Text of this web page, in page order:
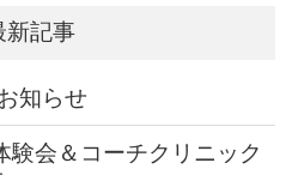
新記事
知らせ
験会＆コーチクリニック